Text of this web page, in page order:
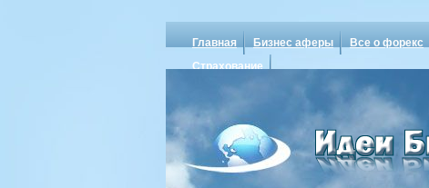
Главная Бизнес аферы Все о форекс
Страхование